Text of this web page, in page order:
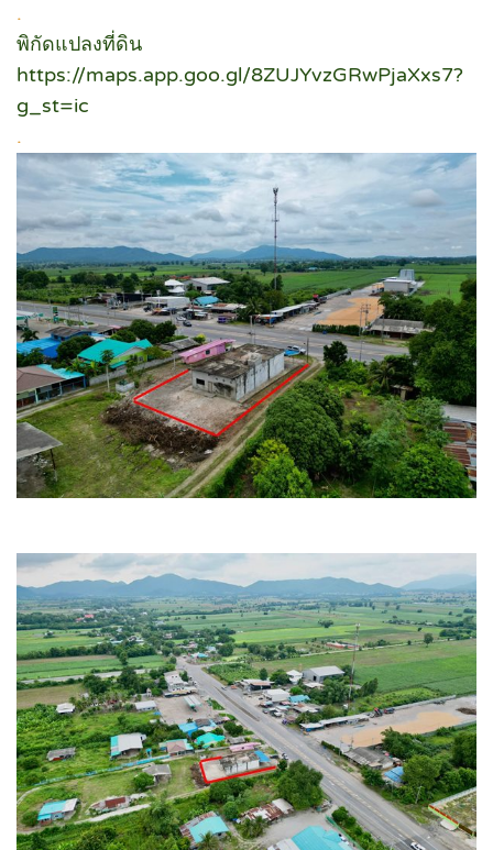
.
พิกัดแปลงที่ดิน
https://maps.app.goo.gl/8ZUJYvzGRwPjaXxs7?
g_st=ic
.